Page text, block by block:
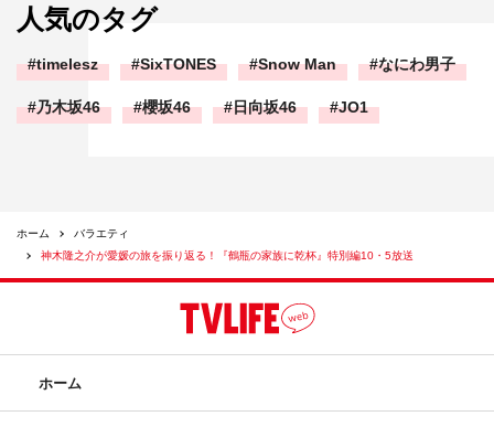
人気のタグ
timelesz SixTONES Snow Man なにわ男子
乃木坂46 櫻坂46 日向坂46 JO1
ホーム
バラエティ
神木隆之介が愛媛の旅を振り返る！『鶴瓶の家族に乾杯』特別編10・5放送
ホーム